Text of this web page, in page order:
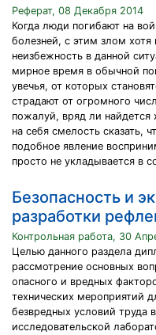
Реферат, 08 Декабря 2014
Когда люди погибают на
болезней, с этим злом
неизбежность в данной
мирное время в обычной
увечья, от которых
страдают от огромного
пожалуй, вряд ли найдется
на себя смелость сказать,
подобное явление
просто не укладывается в
Безопасность и
разработки
Контрольная работа, 30
Целью данного раздела
рассмотрение основных
опасного и вредных
технических мероприятий
безвредных условий труда
исследовательской